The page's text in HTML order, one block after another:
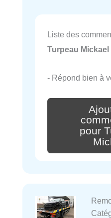
Liste des
Turpeau Mickael
- Répond bien à
pour